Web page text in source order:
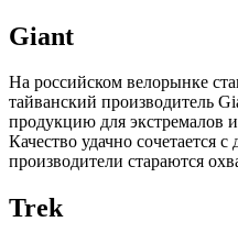
Giant
На российском велорынке
тайванский производитель
продукцию для экстремалов
Качество удачно сочетается
производители стараются
Trek